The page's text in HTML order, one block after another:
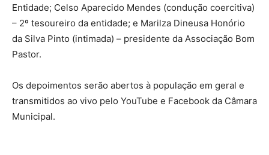
Entidade; Celso Aparecido Mendes (condução coercitiva)
– 2º tesoureiro da entidade; e Marilza Dineusa Honório
da Silva Pinto (intimada) – presidente da Associação Bom
Pastor.
Os depoimentos serão abertos à população em geral e
transmitidos ao vivo pelo YouTube e Facebook da Câmara
Municipal.